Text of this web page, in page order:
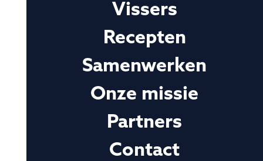
Vissers
Recepten
Samenwerken
Onze missie
Partners
Contact